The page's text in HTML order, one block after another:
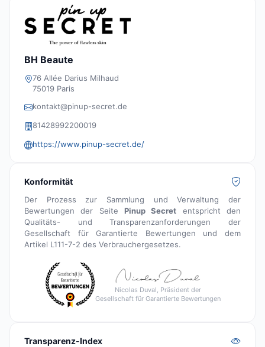
BH Beaute
76 Allée Darius Milhaud
75019 Paris
kontakt@pinup-secret.de
81428992200019
https://www.pinup-secret.de/
Konformität
Der Prozess zur Sammlung und Verwaltung der
Bewertungen der Seite Pinup Secret entspricht den
Qualitäts- und Transparenzanforderungen der
Gesellschaft für Garantierte Bewertungen und dem
Artikel L111-7-2 des Verbrauchergesetzes.
Nicolas Duval, Präsident der
Gesellschaft für Garantierte Bewertungen
Transparenz-Index